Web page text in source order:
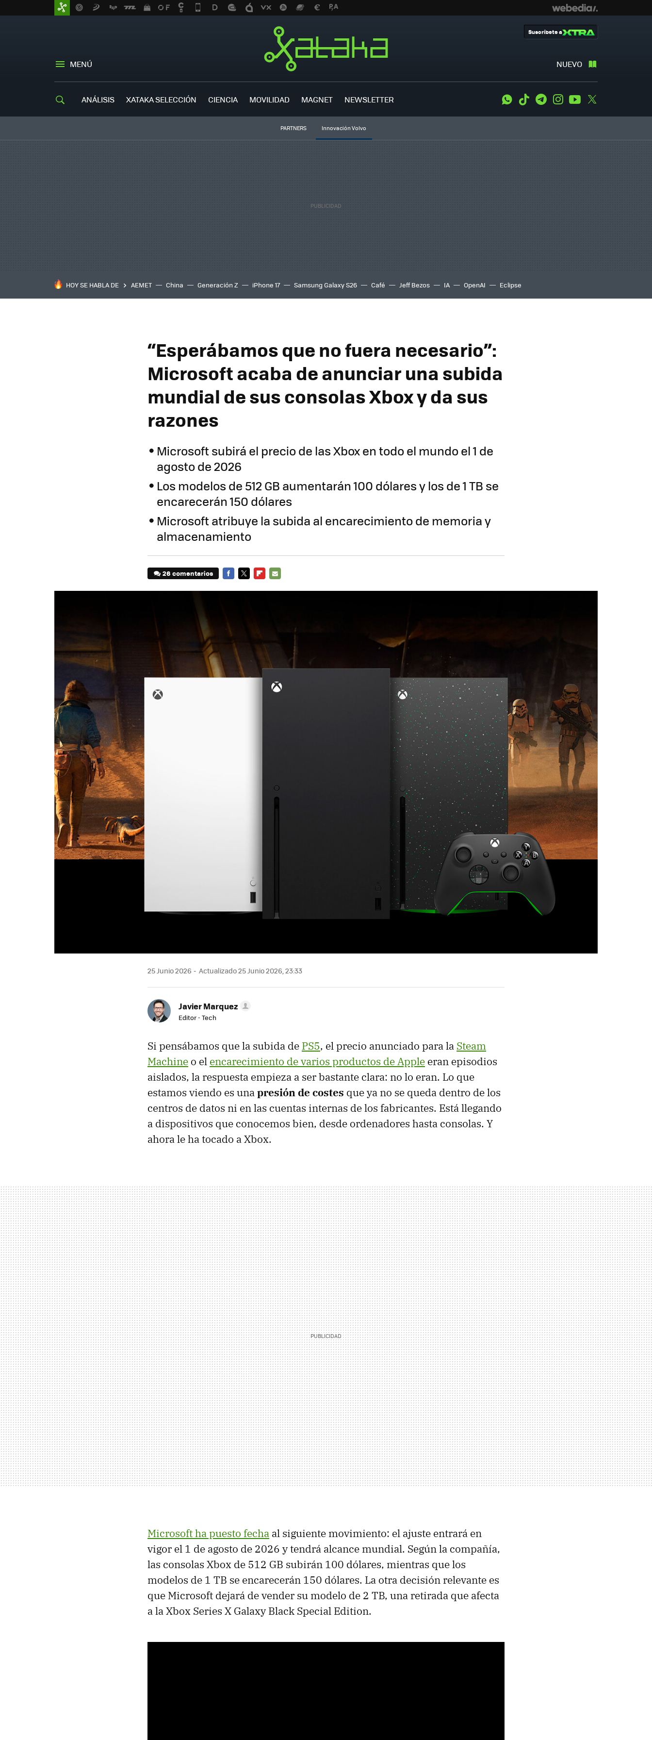
MENÚ NUEVO
Suscríbete a
ANÁLISIS XATAKA SELECCIÓN CIENCIA MOVILIDAD MAGNET NEWSLETTER WhatsApp
Tiktok TelegramInstagramYoutube
PARTNERS Innovación Volvo
HOY SE HABLA DE AEMET China Generación Z iPhone 17 Samsung Galaxy S26 Café Jeff Bezos IA OpenAI Eclipse
“Esperábamos que no fuera necesario”:
Microsoft acaba de anunciar una subida
mundial de sus consolas Xbox y da sus
razones
Microsoft subirá el precio de las Xbox en todo el mundo el 1 de
agosto de 2026
Los modelos de 512 GB aumentarán 100 dólares y los de 1 TB se
encarecerán 150 dólares
Microsoft atribuye la subida al encarecimiento de memoria y
almacenamiento
26 comentarios
25 Junio 2026 Actualizado 25 Junio 2026, 23:33
Javier Marquez
Editor - Tech
Si pensábamos que la subida de PS5, el precio anunciado para la Steam
Machine o el encarecimiento de varios productos de Apple eran episodios
aislados, la respuesta empieza a ser bastante clara: no lo eran. Lo que
estamos viendo es unapresión de costes que ya no se queda dentro de los
centros de datos ni en las cuentas internas de los fabricantes. Está llegando
a dispositivos que conocemos bien, desde ordenadores hasta consolas. Y
ahora le ha tocado a Xbox.
Microsoft ha puesto fecha al siguiente movimiento: el ajuste entrará en
vigor el 1 de agosto de 2026 y tendrá alcance mundial. Según la compañía,
las consolas Xbox de 512 GB subirán 100 dólares, mientras que los
modelos de 1 TB se encarecerán 150 dólares. La otra decisión relevante es
que Microsoft dejará de vender su modelo de 2 TB, una retirada que afecta
a la Xbox Series X Galaxy Black Special Edition.